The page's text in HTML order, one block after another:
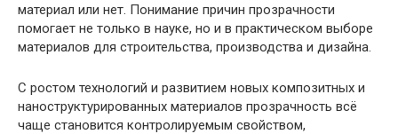
материал или нет. Понимание причин прозрачности
помогает не только в науке, но и в практическом выборе
материалов для строительства, производства и дизайна.
С ростом технологий и развитием новых композитных и
наноструктурированных материалов прозрачность всё
чаще становится контролируемым свойством,